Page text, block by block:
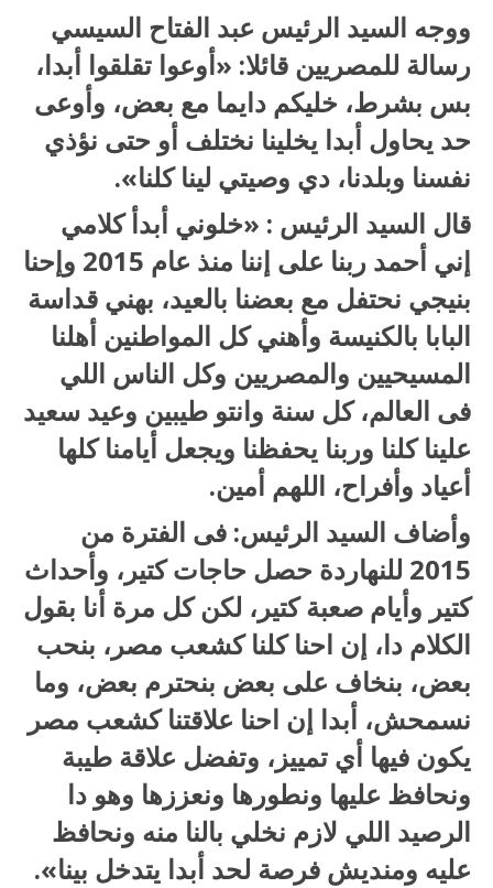
ووجه السيد الرئيس عبد الفتاح السيسي
رسالة للمصريين قائلا: «أوعوا تقلقوا أبدا،
بس بشرط، خليكم دايما مع بعض، وأوعى
حد يحاول أبدا يخلينا نختلف أو حتى نؤذي
نفسنا وبلدنا، دي وصيتي لينا كلنا».
قال السيد الرئيس : «خلوني أبدأ كلامي
إني أحمد ربنا على إننا منذ عام 2015 وإحنا
بنيجي نحتفل مع بعضنا بالعيد، بهني قداسة
البابا بالكنيسة وأهني كل المواطنين أهلنا
المسيحيين والمصريين وكل الناس اللي
فى العالم، كل سنة وانتو طيبين وعيد سعيد
علينا كلنا وربنا يحفظنا ويجعل أيامنا كلها
أعياد وأفراح، اللهم أمين.
وأضاف السيد الرئيس: فى الفترة من
2015 للنهاردة حصل حاجات كتير، وأحداث
كتير وأيام صعبة كتير، لكن كل مرة أنا بقول
الكلام دا، إن احنا كلنا كشعب مصر، بنحب
بعض، بنخاف على بعض بنحترم بعض، وما
نسمحش، أبدا إن احنا علاقتنا كشعب مصر
يكون فيها أي تمييز، وتفضل علاقة طيبة
ونحافظ عليها ونطورها ونعززها وهو دا
الرصيد اللي لازم نخلي بالنا منه ونحافظ
عليه ومنديش فرصة لحد أبدا يتدخل بينا».